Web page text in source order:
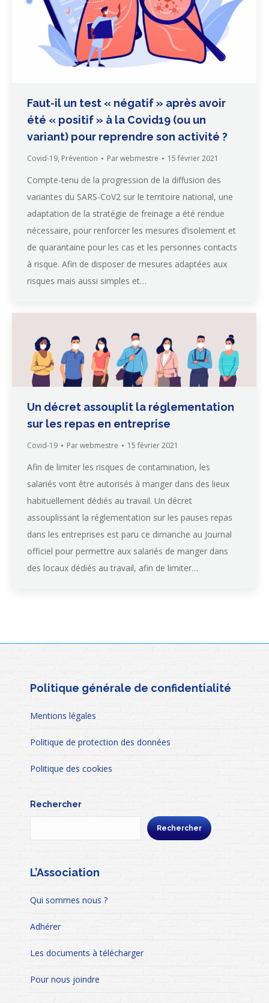
Faut-il un test « négatif » après avoir
été « positif » à la Covid19 (ou un
variant) pour reprendre son activité ?
Covid-19, Prévention Parwebmestre 15 février 2021
Compte-tenu de la progression de la diffusion des
variantes du SARS-CoV2 sur le territoire national, une
adaptation de la stratégie de freinage a été rendue
nécessaire, pour renforcer les mesures d’isolement et
de quarantaine pour les cas et les personnes contacts
à risque. Afin de disposer de mesures adaptées aux
risques mais aussi simples et…
Un décret assouplit la réglementation
sur les repas en entreprise
Covid-19 Parwebmestre 15 février 2021
Afin de limiter les risques de contamination, les
salariés vont être autorisés à manger dans des lieux
habituellement dédiés au travail. Un décret
assouplissant la réglementation sur les pauses repas
dans les entreprises est paru ce dimanche au Journal
officiel pour permettre aux salariés de manger dans
des locaux dédiés au travail, afin de limiter…
Politique générale de confidentialité
Mentions légales
Politique de protection des données
Politique des cookies
Rechercher
Rechercher
L’Association
Qui sommes nous ?
Adhérer
Les documents à télécharger
Pour nous joindre